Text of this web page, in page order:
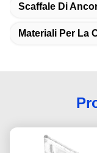
Scaffale Di
Materiali Per La